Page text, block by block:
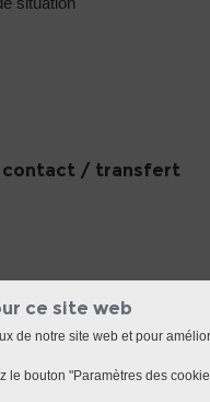
contact / transfert
ce site web
de notre site web et pour
bouton "Paramètres des